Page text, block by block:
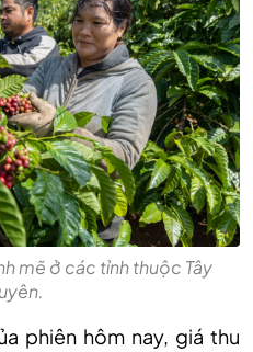
mẽ ở các tỉnh thuộc Tây
phiên hôm nay, giá thu